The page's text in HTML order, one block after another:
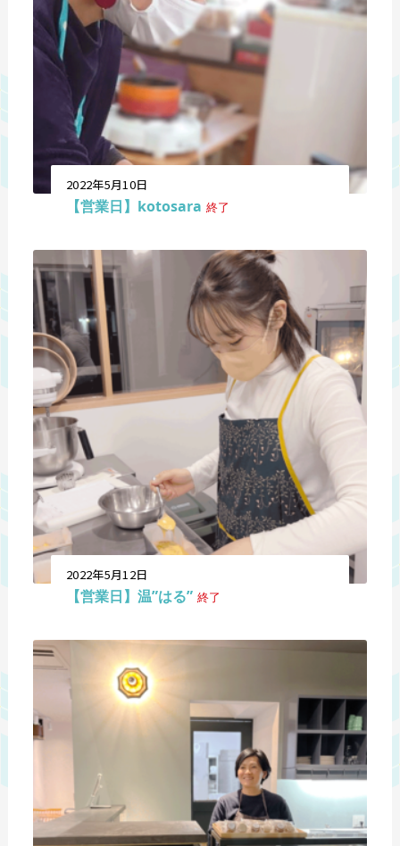
2022年5月10日
【営業日】kotosara 終了
2022年5月12日
【営業日】温”はる” 終了